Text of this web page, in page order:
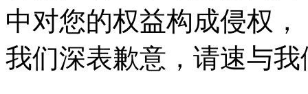
中对您的权益构成侵权，
我们深表歉意，请速与